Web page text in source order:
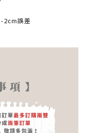
2cm誤差